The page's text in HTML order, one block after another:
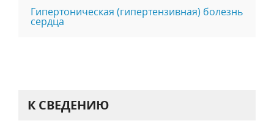
Гипертоническая (гипертензивная) болезнь
сердца
К СВЕДЕНИЮ